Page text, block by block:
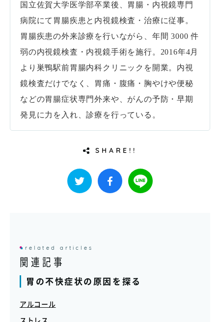
国立佐賀大学医学部卒業後、胃腸・内視鏡専門
病院にて胃腸疾患と内視鏡検査・治療に従事。
胃腸疾患の外来診療を行いながら、年間 3000 件
弱の内視鏡検査・内視鏡手術を施行。2016年4月
より巣鴨駅前胃腸内科クリニックを開業。内視
鏡検査だけでなく、胃痛・腹痛・胸やけや便秘
などの胃腸症状専門外来や、がんの予防・早期
発見に力を入れ、診療を行っている。
SHARE!!
related articles
関連記事
胃の不快症状の原因を探る
アルコール